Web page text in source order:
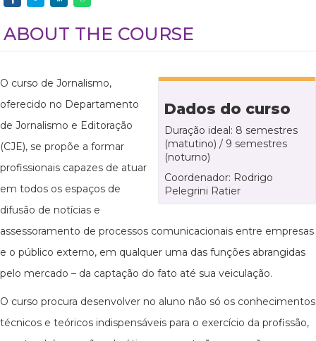
ABOUT THE COURSE
Dados do curso
Duração ideal: 8 semestres
(matutino) / 9 semestres
(noturno)
Coordenador: Rodrigo
Pelegrini Ratier
O curso de Jornalismo,
oferecido no Departamento
de Jornalismo e Editoração
(CJE), se propõe a formar
profissionais capazes de atuar
em todos os espaços de
difusão de notícias e
assessoramento de processos comunicacionais entre empresas
e o público externo, em qualquer uma das funções abrangidas
pelo mercado – da captação do fato até sua veiculação.
O curso procura desenvolver no aluno não só os conhecimentos
técnicos e teóricos indispensáveis para o exercício da profissão,